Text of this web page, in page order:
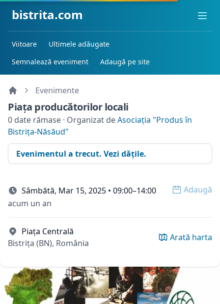
bistrita.com
Viitoare
Ultimele adăugate
Semnalează eveniment
Adaugă pe site
Evenimente
Piața producătorilor locali
0 date rămase · Organizat deAsociația "Produs în
Bistrița-Năsăud"
Evenimentul a trecut. Vezi dățile.
Sâmbătă, Mar 15, 2025 • 09:00–14:00 Open
Adaugă
acum un an
Piața Centrală
Bistrița (BN), România
Arată harta